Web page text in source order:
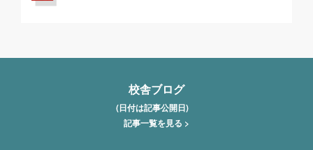
校舎ブログ
(日付は記事公開日)
記事一覧を見る >